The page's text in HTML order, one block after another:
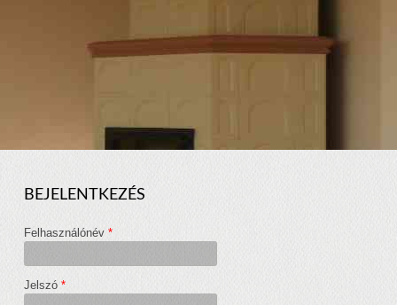
BEJELENTKEZÉS
Felhasználónév *
Jelszó *